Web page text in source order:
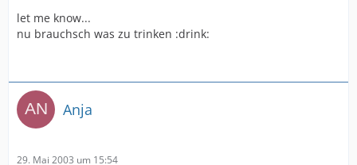
let me know...
nu brauchsch was zu trinken :drink:
Anja
29. Mai 2003 um 15:54